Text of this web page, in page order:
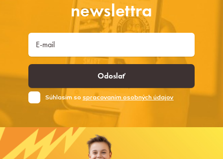
newslettra
Odoslať
Súhlasim so spracovaním osobných údajov